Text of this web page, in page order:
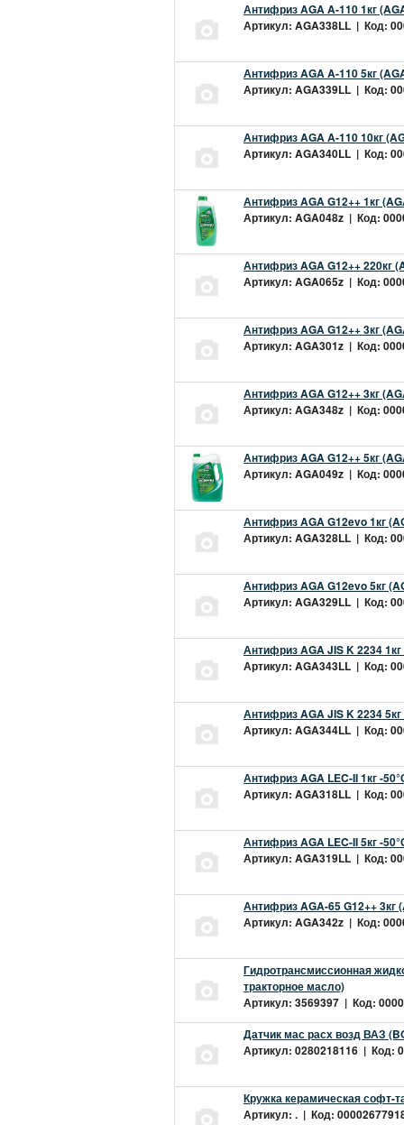
Антифриз AGA A-110 1кг
Артикул: AGA338LL | Код:
Антифриз AGA A-110 5кг
Артикул: AGA339LL | Код:
Антифриз AGA A-110 10кг
Артикул: AGA340LL | Код:
Антифриз AGA G12++ 1кг
Артикул: AGA048z | Код:
Антифриз AGA G12++ 220кг
Артикул: AGA065z | Код:
Антифриз AGA G12++ 3кг
Артикул: AGA301z | Код:
Антифриз AGA G12++ 3кг
Артикул: AGA348z | Код:
Антифриз AGA G12++ 5кг
Артикул: AGA049z | Код:
Антифриз AGA G12evo 1кг
Артикул: AGA328LL | Код:
Антифриз AGA G12evo 5кг
Артикул: AGA329LL | Код:
Антифриз AGA JIS K 2234
Артикул: AGA343LL | Код:
Антифриз AGA JIS K 2234
Артикул: AGA344LL | Код:
Антифриз AGA LEC-II 1кг -
Артикул: AGA318LL | Код:
Антифриз AGA LEC-II 5кг -
Артикул: AGA319LL | Код:
Антифриз AGA-65 G12++ 3кг
Артикул: AGA342z | Код:
Гидротрансмиссионная
тракторное масло)
Артикул: 3569397 | Код:
Датчик мас расх возд ВАЗ
Артикул: 0280218116 | Код:
Кружка керамическая софт-
Артикул: . | Код: